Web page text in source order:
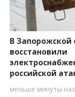
В Запорожской
восстановили
российской
меньше минуты